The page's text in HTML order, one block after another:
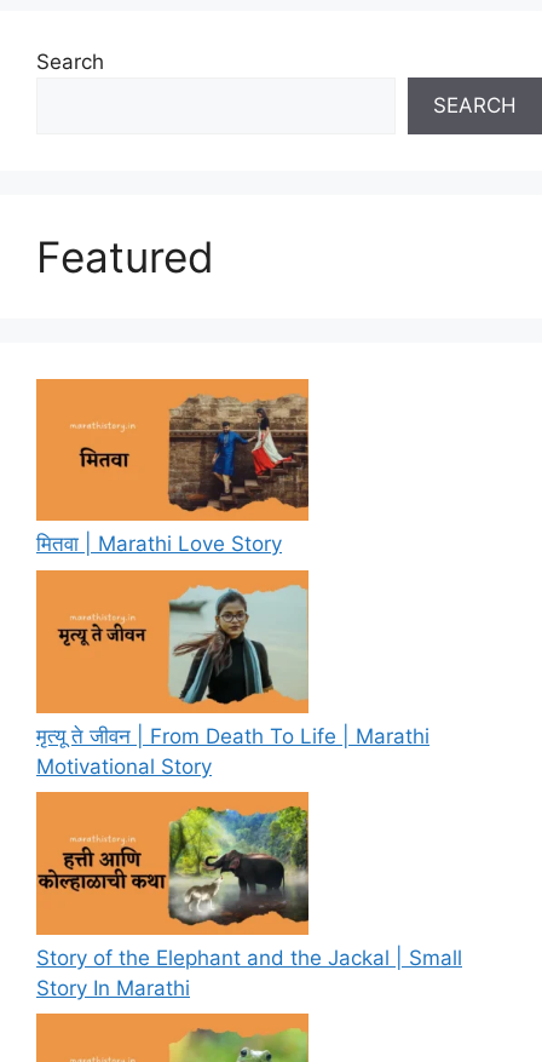
Search
SEARCH
Featured
मितवा | Marathi Love Story
मृत्यू ते जीवन | From Death To Life | Marathi
Motivational Story
Story of the Elephant and the Jackal | Small
Story In Marathi